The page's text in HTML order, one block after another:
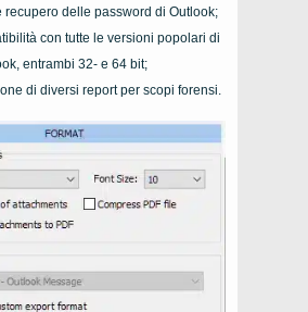
recupero delle password di Outlook;
con tutte le versioni popolari di
entrambi 32- e 64 bit;
di diversi report per scopi forensi.